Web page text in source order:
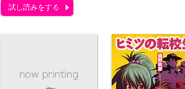
試し読みをする